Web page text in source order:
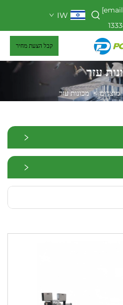
IW
קבל הצעת מחיר
עזר
מוצרים>מכונות עזר